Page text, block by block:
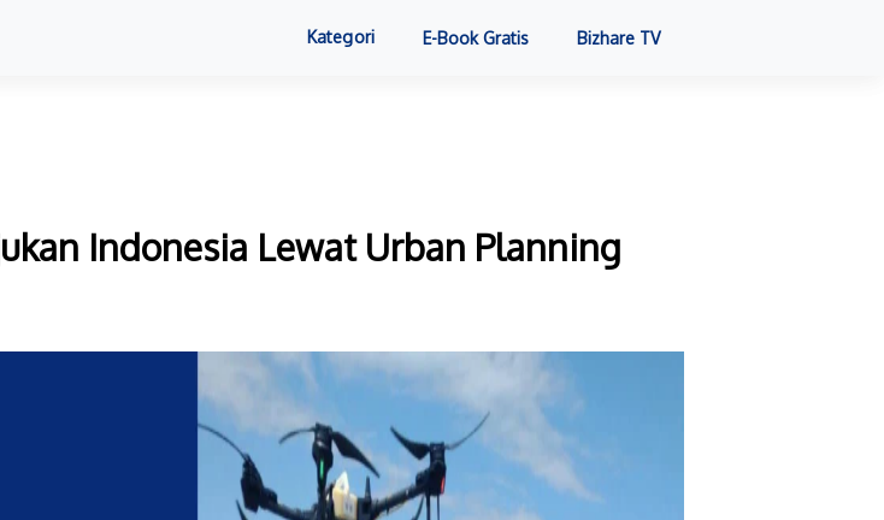
Kategori E-Book Gratis Bizhare TV
Indonesia Lewat Urban Planning